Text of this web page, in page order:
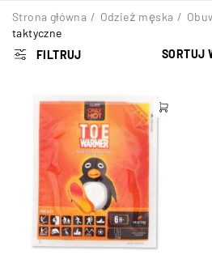
Strona główna / Odzież męska /
taktyczne
FILTRUJ
SORTUJ